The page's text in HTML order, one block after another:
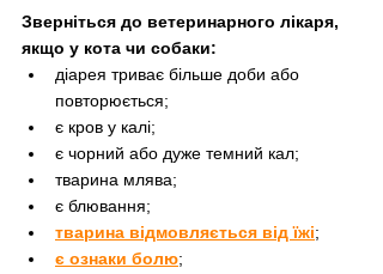
Зверніться до ветеринарного лікаря,
якщо у кота чи собаки:
діарея триває більше доби або
повторюється;
є кров у калі;
є чорний або дуже темний кал;
тварина млява;
є блювання;
тварина відмовляється від їжі;
є ознаки болю;